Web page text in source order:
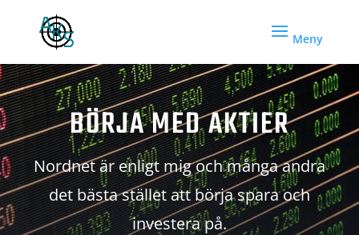
BÖRJA MED AKTIER
Nordnet är enligt mig och många andra
det bästa stället att börja spara och
investera på.